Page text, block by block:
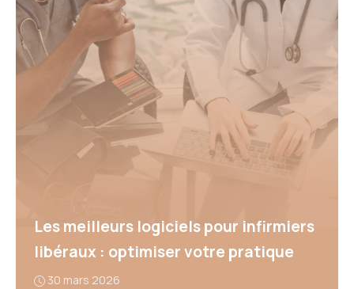
Les meilleurs logiciels pour infirmiers
libéraux : optimiser votre pratique
30 mars 2026